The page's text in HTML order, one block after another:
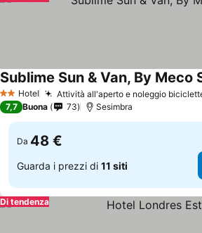
2 StelleHotel Attività all'aperto e noleggio
Sublime Sun & Van, By Meco
7,7 Buona 73 Sesimbra
Da 48 €
Guarda i prezzi di 11 siti
Di tendenza